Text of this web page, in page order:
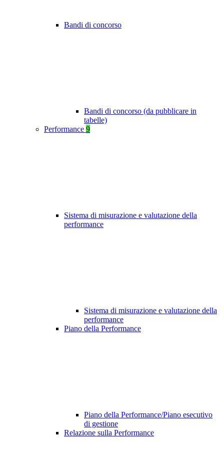
Bandi di concorso
Bandi di concorso (da pubblicare in
tabelle)
Performance 9
Sistema di misurazione e valutazione della
performance
Sistema di misurazione e valutazione della
performance
Piano della Performance
Piano della Performance/Piano esecutivo
di gestione
Relazione sulla Performance